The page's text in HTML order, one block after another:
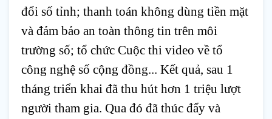
đổi số tỉnh; thanh toán không dùng tiền mặt
và đảm bảo an toàn thông tin trên môi
trường số; tổ chức Cuộc thi video về tổ
công nghệ số cộng đồng... Kết quả, sau 1
tháng triển khai đã thu hút hơn 1 triệu lượt
người tham gia. Qua đó đã thúc đẩy và